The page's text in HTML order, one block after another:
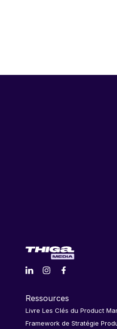
Ressources
Livre Les Clés du Product
Framework de Stratégie